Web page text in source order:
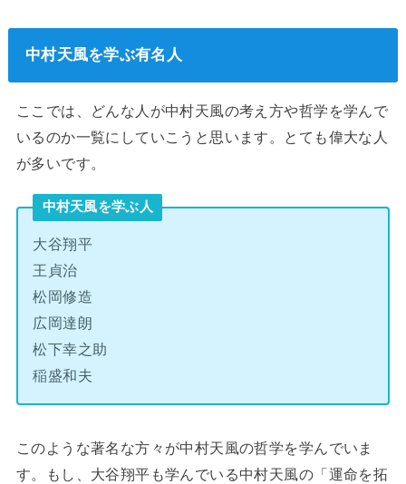
中村天風を学ぶ有名人
ここでは、どんな人が中村天風の考え方や哲学を学んで
いるのか一覧にしていこうと思います。とても偉大な人
が多いです。
中村天風を学ぶ人
大谷翔平
王貞治
松岡修造
広岡達朗
松下幸之助
稲盛和夫
このような著名な方々が中村天風の哲学を学んでいま
す。もし、大谷翔平も学んでいる中村天風の「運命を拓